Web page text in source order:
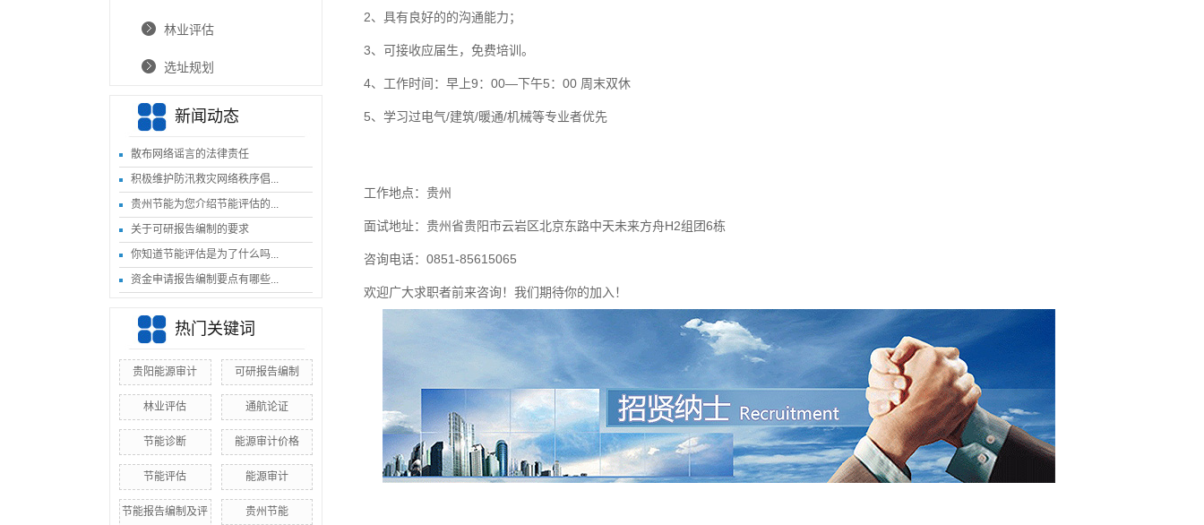
林业评估
选址规划
新闻动态
散布网络谣言的法律责任
积极维护防汛救灾网络秩序倡...
贵州节能为您介绍节能评估的...
关于可研报告编制的要求
你知道节能评估是为了什么吗...
资金申请报告编制要点有哪些...
热门关键词
贵阳能源审计 可研报告编制
林业评估 通航论证
节能诊断 能源审计价格
节能评估 能源审计
节能报告编制及评
贵州节能
2、具有良好的的沟通能力；
3、可接收应届生，免费培训。
4、工作时间：早上9：00—下午5：00 周末双休
5、学习过电气/建筑/暖通/机械等专业者优先
工作地点：贵州
面试地址：贵州省贵阳市云岩区北京东路中天未来方舟H2组团6栋
咨询电话：0851-85615065
欢迎广大求职者前来咨询！我们期待你的加入！